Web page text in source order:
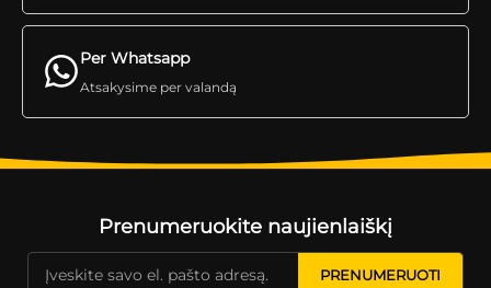
Per Whatsapp
Atsakysime per valandą
Prenumeruokite naujienlaiškį